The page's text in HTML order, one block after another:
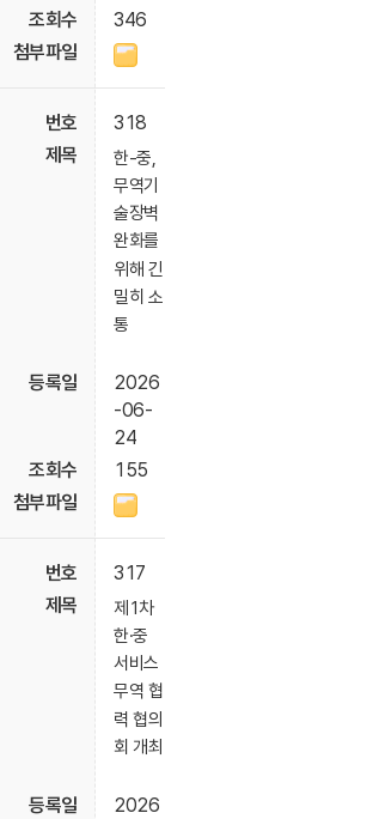
346
318
한-중,
무역기
술장벽
완화를
위해 긴
밀히 소
통
2026
-06-
24
155
317
제1차
한·중
서비스
무역 협
력 협의
회 개최
2026